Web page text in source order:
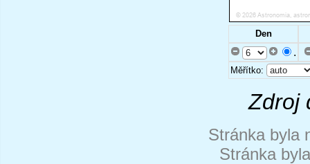
Den
.
Měřítko:
Zdroj
Stránka byla
Stránka